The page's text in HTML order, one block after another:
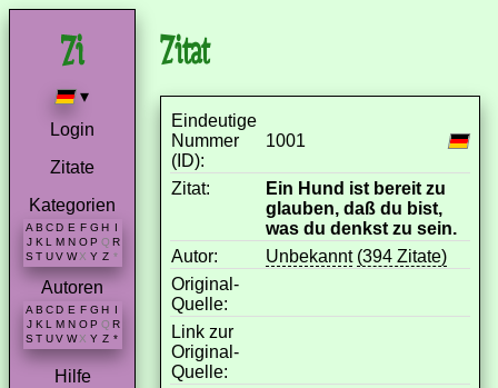
▾
Login
Zitate
Kategorien
A B C D E F G H I
J K L M N O P Q R
S T U V W X Y Z *
Autoren
A B C D E F G H
J K L M N O P Q R
S T U V W X Y Z *
Hilfe
Zitat
Eindeutige
Nummer
(ID):
1001
Zitat:
Ein Hund ist bereit zu
glauben, daß du bist,
was du denkst zu sein.
Autor:
Unbekannt (394 Zitate)
Original-
Quelle:
Link zur
Original-
Quelle: